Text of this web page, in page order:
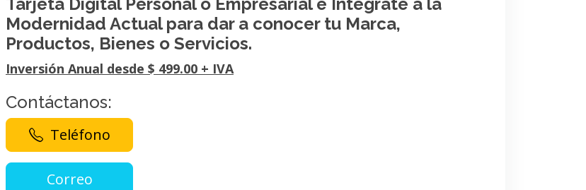
Modernidad Actual para dar a conocer tu Marca,
Productos, Bienes o Servicios.
Inversión Anual desde $ 499.00 + IVA
Contáctanos:
Teléfono